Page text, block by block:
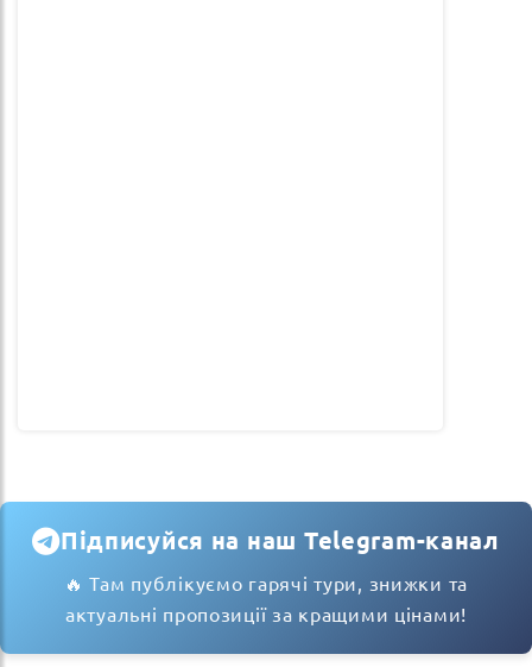
Підписуйся на наш Telegram-канал
🔥 Там публікуємо гарячі тури, знижки та
актуальні пропозиції за кращими цінами!